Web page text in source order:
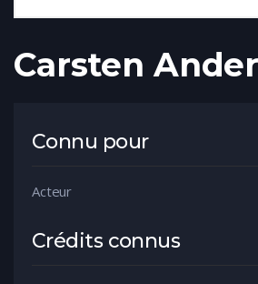
Carsten
Connu pour
Acteur
Crédits connus